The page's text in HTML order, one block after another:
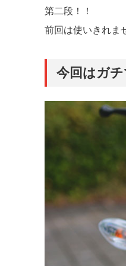
第二段！！
前回は使いきれま
今回はガ